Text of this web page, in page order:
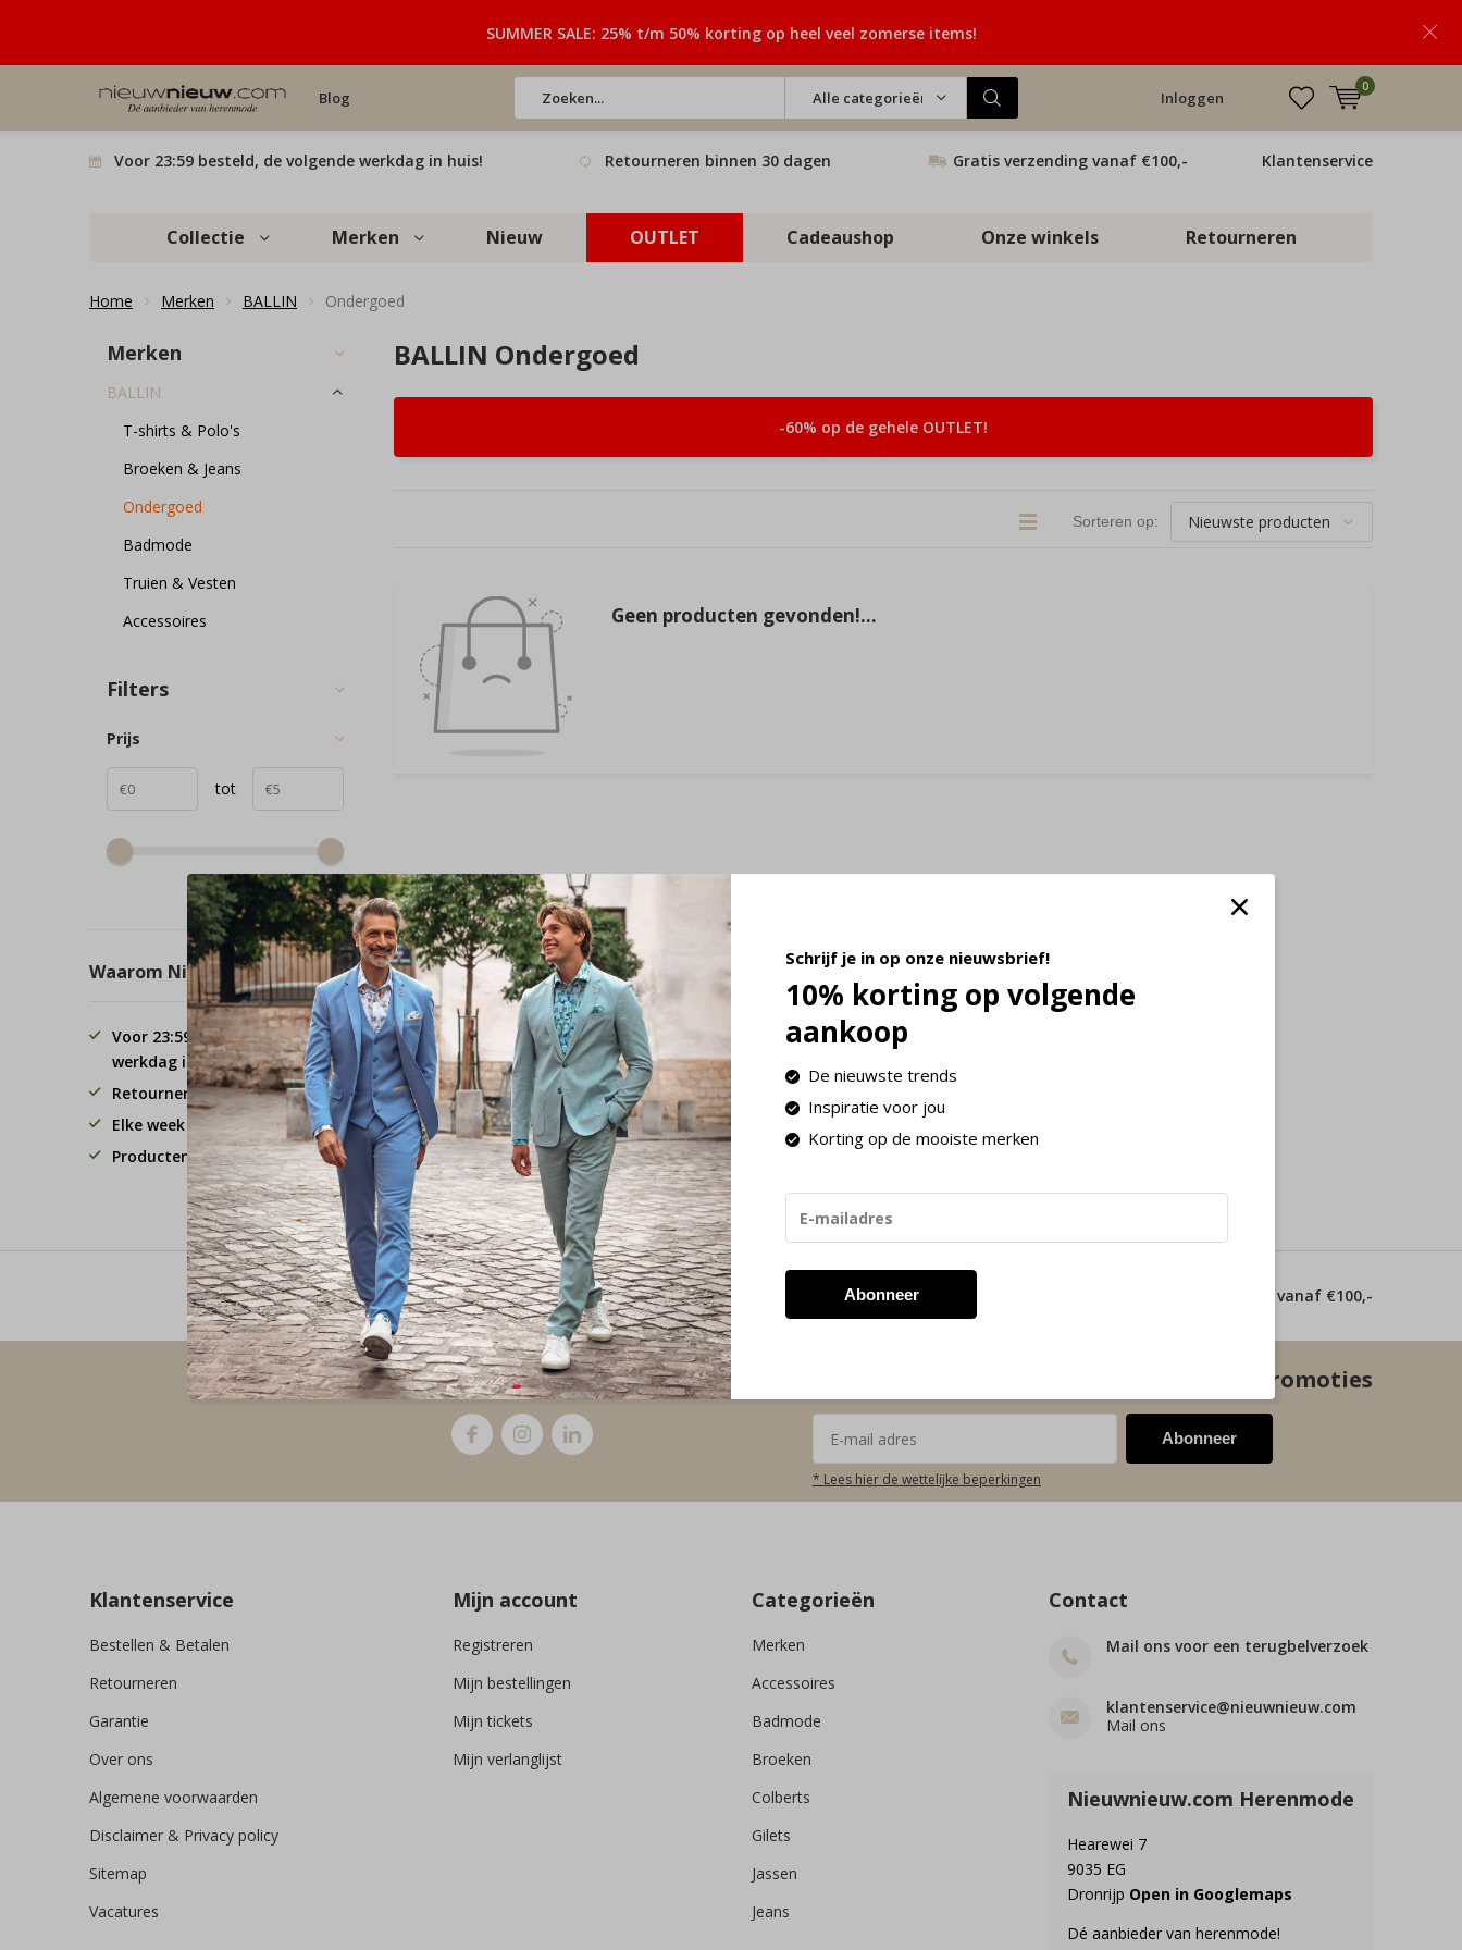
Blog Alle categorieën Inloggen
0
SUMMER SALE: 25% t/m 50% korting op heel veel zomerse items!
Voor 23:59 besteld, de volgende werkdag in huis! Retourneren binnen 30 dagen Gratis verzending vanaf €100,- Klantenservice
Collectie Merken Nieuw OUTLET Cadeaushop Onze winkels Retourneren
Home Merken BALLIN Ondergoed
BALLIN Ondergoed
-60% op de gehele OUTLET!
Sorteren op:
Geen producten gevonden!...
Merken
BALLIN
T-shirts & Polo's
Broeken & Jeans
Ondergoed
Badmode
Truien & Vesten
Accessoires
Filters
Prijs
tot
Waarom Nieuwnieuw.com?
Voor 23:59 besteld, de volgende
werkdag in huis!
Retourneren binnen 30 dagen.
Elke week 3 koopavonden
Producten van hoge kwaliteit
Schrijf je in op onze nieuwsbrief!
10% korting op volgende
aankoop
De nieuwste trends
Inspiratie voor jou
Korting op de mooiste merken
Abonneer
Voor 23:59 besteld, de volgende werkdag in huis! Retourneren binnen 30 dagen Gratis verzending vanaf €100,-
Volg ons Ontvang de nieuwste aanbiedingen en promoties
Abonneer
* Lees hier de wettelijke beperkingen
Klantenservice
Bestellen & Betalen
Retourneren
Garantie
Over ons
Algemene voorwaarden
Disclaimer & Privacy policy
Sitemap
Vacatures
Mijn account
Registreren
Mijn bestellingen
Mijn tickets
Mijn verlanglijst
Categorieën
Merken
Accessoires
Badmode
Broeken
Colberts
Gilets
Jassen
Jeans
Contact
Mail ons voor een terugbelverzoek
klantenservice@nieuwnieuw.com
Mail ons
Nieuwnieuw.com Herenmode
Hearewei 7
9035 EG
Dronrijp Open in Googlemaps
Dé aanbieder van herenmode!